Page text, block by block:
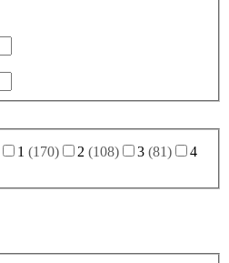
1 (170) 2 (108) 3 (81)
4